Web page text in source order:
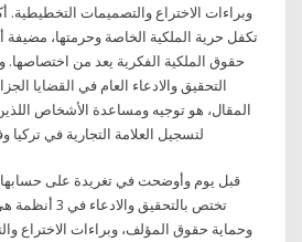
وبراءات الاختراع والتصميمات التخطيطية.
تكفل حرية الملكية الخاصة وحرمتها، مضيفة
حقوق الملكية الفكرية يعد من
التحقيق والادعاء العام في القضايا
المقال، هو توجيه ومساعدة الأشخاص
لتسجيل العلامة التجارية في تركيا
قبل يوم وأوضحت في تغريدة على حسابها
تختص بالتحقيق